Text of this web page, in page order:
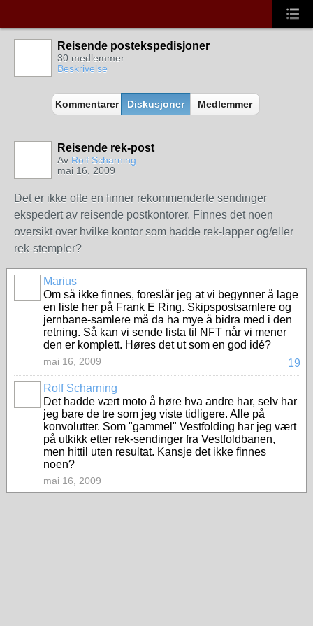
Reisende postekspedisjoner
30 medlemmer
Beskrivelse
Kommentarer Diskusjoner Medlemmer
Reisende rek-post
Av Rolf Scharning
mai 16, 2009
Det er ikke ofte en finner rekommenderte sendinger
ekspedert av reisende postkontorer. Finnes det noen
oversikt over hvilke kontor som hadde rek-lapper og/eller
rek-stempler?
Marius
Om så ikke finnes, foreslår jeg at vi begynner å lage
en liste her på Frank E Ring. Skipspostsamlere og
jernbane-samlere må da ha mye å bidra med i den
retning. Så kan vi sende lista til NFT når vi mener
den er komplett. Høres det ut som en god idé?
19
mai 16, 2009
Rolf Scharning
Det hadde vært moto å høre hva andre har, selv har
jeg bare de tre som jeg viste tidligere. Alle på
konvolutter. Som "gammel" Vestfolding har jeg vært
på utkikk etter rek-sendinger fra Vestfoldbanen,
men hittil uten resultat. Kansje det ikke finnes
noen?
mai 16, 2009